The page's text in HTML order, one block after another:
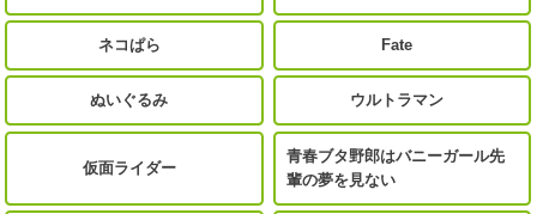
ネコぱら Fate
ぬいぐるみ ウルトラマン
仮面ライダー
青春ブタ野郎はバニーガール先
輩の夢を見ない